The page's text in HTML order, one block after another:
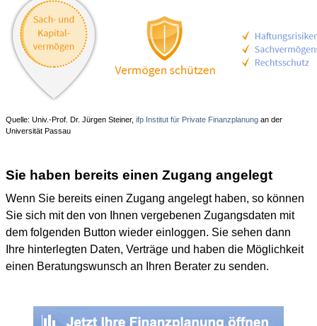
Quelle: Univ.-Prof. Dr. Jürgen Steiner, ifp Institut für Private Finanzplanung an der
Universität Passau
Sie haben bereits einen Zugang angelegt
Wenn Sie bereits einen Zugang angelegt haben, so können
Sie sich mit den von Ihnen vergebenen Zugangsdaten mit
dem folgenden Button wieder einloggen. Sie sehen dann
Ihre hinterlegten Daten, Verträge und haben die Möglichkeit
einen Beratungswunsch an Ihren Berater zu senden.